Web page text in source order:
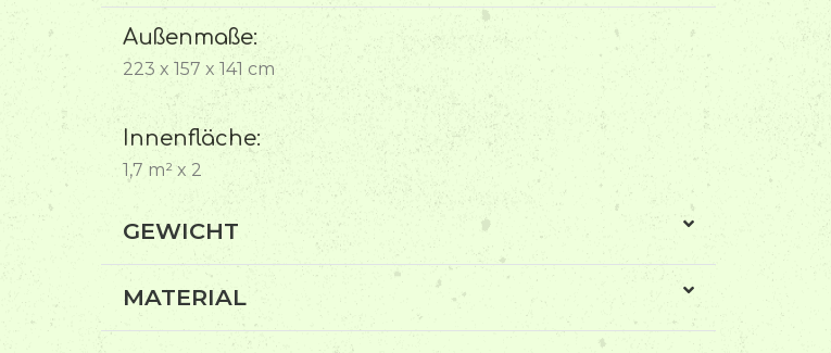
Außenmaße:
223 x 157 x 141 cm
Innenfläche:
1,7 m² x 2
GEWICHT
MATERIAL